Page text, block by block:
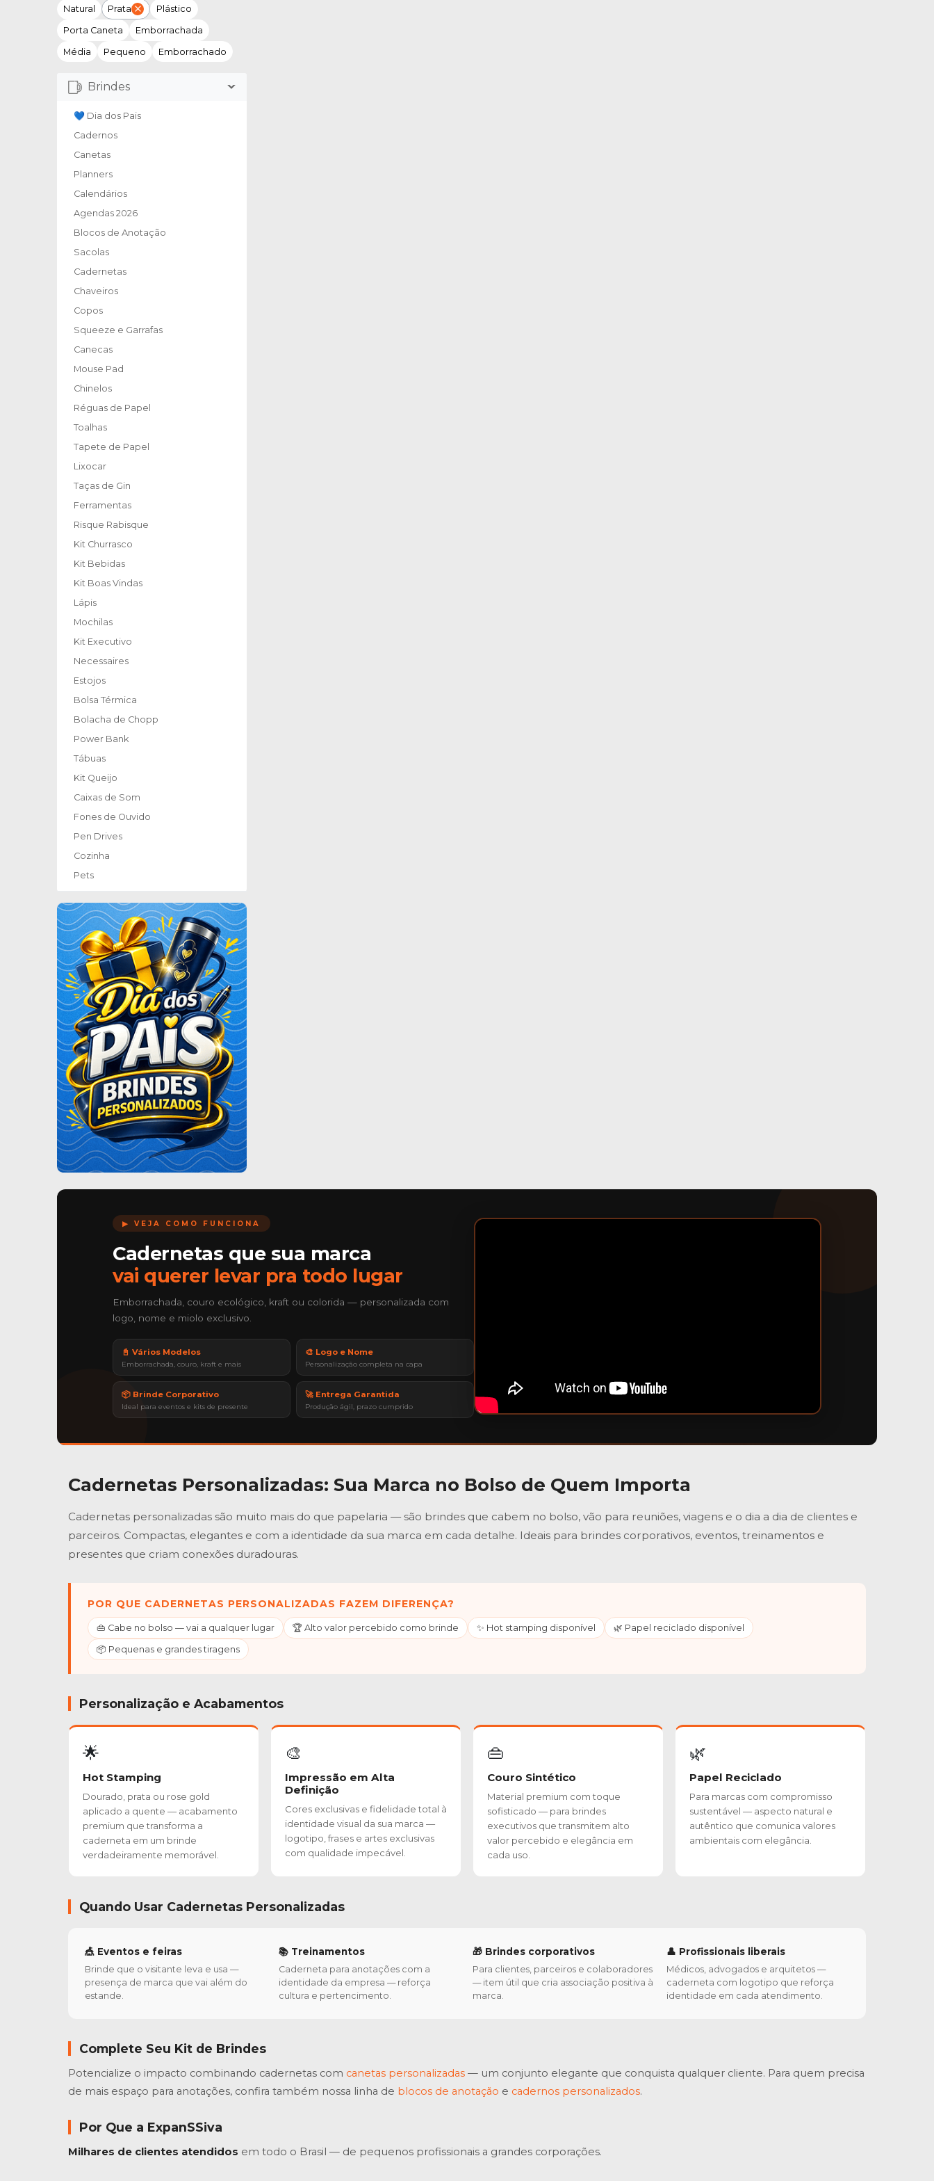
Natural Prata Plástico
Porta Caneta Emborrachada
Média Pequeno Emborrachado
Brindes
💙 Dia dos Pais
Cadernos
Canetas
Planners
Calendários
Agendas 2026
Blocos de Anotação
Sacolas
Cadernetas
Chaveiros
Copos
Squeeze e Garrafas
Canecas
Mouse Pad
Chinelos
Réguas de Papel
Toalhas
Tapete de Papel
Lixocar
Taças de Gin
Ferramentas
Risque Rabisque
Kit Churrasco
Kit Bebidas
Kit Boas Vindas
Lápis
Mochilas
Kit Executivo
Necessaires
Estojos
Bolsa Térmica
Bolacha de Chopp
Power Bank
Tábuas
Kit Queijo
Caixas de Som
Fones de Ouvido
Pen Drives
Cozinha
Pets
▶ VEJA COMO FUNCIONA
Cadernetas que sua marca
vai querer levar pra todo lugar
Emborrachada, couro ecológico, kraft ou colorida — personalizada com
logo, nome e miolo exclusivo.
📓 Vários Modelos
Emborrachada, couro, kraft e mais
🎨 Logo e Nome
Personalização completa na capa
📦 Brinde Corporativo
Ideal para eventos e kits de presente
🚀 Entrega Garantida
Produção ágil, prazo cumprido
Cadernetas Personalizadas: Sua Marca no Bolso de Quem Importa
Cadernetas personalizadas são muito mais do que papelaria — são brindes que cabem no bolso, vão para reuniões, viagens e o dia a dia de clientes e
parceiros. Compactas, elegantes e com a identidade da sua marca em cada detalhe. Ideais para brindes corporativos, eventos, treinamentos e
presentes que criam conexões duradouras.
POR QUE CADERNETAS PERSONALIZADAS FAZEM DIFERENÇA?
👜 Cabe no bolso — vai a qualquer lugar 🏆 Alto valor percebido como brinde ✨ Hot stamping disponível 🌿 Papel reciclado disponível
📦 Pequenas e grandes tiragens
Personalização e Acabamentos
🌟
Hot Stamping
Dourado, prata ou rose gold
aplicado a quente — acabamento
premium que transforma a
caderneta em um brinde
verdadeiramente memorável.
🎨
Impressão em Alta
Definição
Cores exclusivas e fidelidade total à
identidade visual da sua marca —
logotipo, frases e artes exclusivas
com qualidade impecável.
👜
Couro Sintético
Material premium com toque
sofisticado — para brindes
executivos que transmitem alto
valor percebido e elegância em
cada uso.
🌿
Papel Reciclado
Para marcas com compromisso
sustentável — aspecto natural e
autêntico que comunica valores
ambientais com elegância.
Quando Usar Cadernetas Personalizadas
🎪 Eventos e feiras
Brinde que o visitante leva e usa —
presença de marca que vai além do
estande.
📚 Treinamentos
Caderneta para anotações com a
identidade da empresa — reforça
cultura e pertencimento.
🎁 Brindes corporativos
Para clientes, parceiros e colaboradores
— item útil que cria associação positiva à
marca.
👤 Profissionais liberais
Médicos, advogados e arquitetos —
caderneta com logotipo que reforça
identidade em cada atendimento.
Complete Seu Kit de Brindes
Potencialize o impacto combinando cadernetas com canetas personalizadas — um conjunto elegante que conquista qualquer cliente. Para quem precisa
de mais espaço para anotações, confira também nossa linha de blocos de anotação e cadernos personalizados.
Por Que a ExpanSSiva
Milhares de clientes atendidos em todo o Brasil — de pequenos profissionais a grandes corporações.